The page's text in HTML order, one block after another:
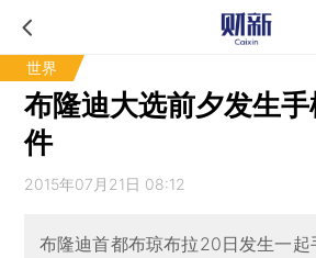
世界
布隆迪大选前夕发生
件
2015年07月21日 08:12
布隆迪首都布琼布拉20日发生一起